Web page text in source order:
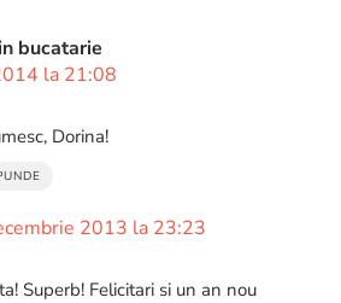
bucatarie
la 21:08
Dorina!
2013 la 23:23
Superb! Felicitari si un an nou